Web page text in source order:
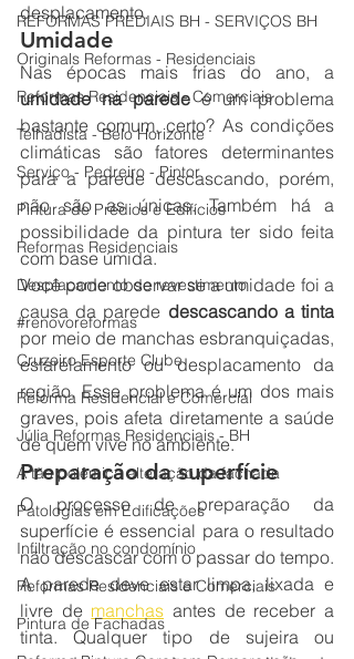
REFORMAS PREDIAIS BH - SERVIÇOS BH
Originals Reformas - Residenciais
Reformas Residenciais - Comerciais
Telhadista - Belo Horizonte
Serviço - Pedreiro - Pintor
Pintura de Prédios e Edifícios
Reformas Residenciais
Desplacamento de revestimento
#renovoreformas
Cruzeiro Esporte Clube
Reforma Residencial e Comercial
Júlia Reformas Residenciais - BH
A tão polêmica alteração da fachada
Patologias em Edificações
Infiltração no condomínio
Reformas Residenciais e Comerciais
Pintura de Fachadas
desplacamento.
Umidade
umidade na parede é um problema
bastante comum, certo? As condições
climáticas são fatores determinantes
para a parede descascando, porém,
não são as únicas. Também há a
possibilidade da pintura ter sido feita
com base úmida.
Você pode observar se a umidade foi a
causa da parede descascando a tinta
por meio de manchas esbranquiçadas,
esfarelamento ou desplacamento da
região. Esse problema é um dos mais
graves, pois afeta diretamente a saúde
de quem vive no ambiente.
Preparação da superfície
O processo de preparação da
superfície é essencial para o resultado
não descascar com o passar do tempo.
A parede deve estar limpa, lixada e
livre de manchas antes de receber a
tinta. Qualquer tipo de sujeira ou